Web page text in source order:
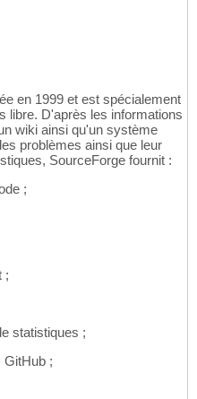
en 1999 et est spécialement
libre. D'après les informations
wiki ainsi qu'un système
problèmes ainsi que leur
SourceForge fournit :
;
;
statistiques ;
GitHub ;